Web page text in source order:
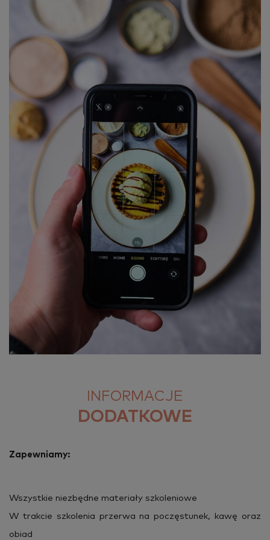
INFORMACJE
DODATKOWE
Za­pew­nia­my:
Wszyst­kie nie­zbęd­ne ma­te­ria­ły szko­le­nio­we
W trak­cie szko­le­nia prze­rwa na po­czę­stu­nek, kawę oraz
obiad
Podaj kod pocztowy zamieszkania
Podaj powiat zamieszkania
Wybierz województwo zamieszkania
Podaj miejscowość zatrudnienia
Podaj kod pocztowy zatrudnienia
Podaj powiat zatrudnienia
Wybierz formę zatrudnienia
TAK NIE